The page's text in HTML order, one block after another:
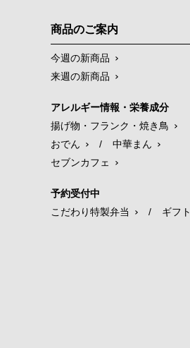
商品のご案内
今週の新商品
来週の新商品
アレルギー情報・栄養成分
揚げ物・フランク・焼き鳥
おでん
/
中華まん
セブンカフェ
予約受付中
こだわり特製弁当
/ ギフト